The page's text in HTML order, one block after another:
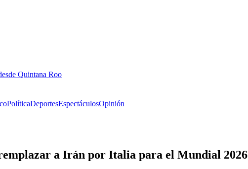
Quintana Roo
PolíticaDeportesEspectáculosOpinión
a Irán por Italia para el Mundial 2026